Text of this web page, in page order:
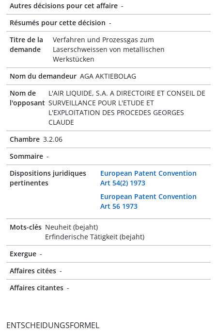
Autres décisions pour cet affaire -
Résumés pour cette décision -
Titre de la
demande
Verfahren und Prozessgas zum
Laserschweissen von metallischen
Werkstücken
Nom du demandeur AGA AKTIEBOLAG
Nom de
l'opposant
L'AIR LIQUIDE, S.A. A DIRECTOIRE ET CONSEIL DE
SURVEILLANCE POUR L'ETUDE ET
L'EXPLOITATION DES PROCEDES GEORGES
CLAUDE
Chambre 3.2.06
Sommaire -
Dispositions juridiques
pertinentes
European Patent Convention
Art 54(2) 1973
European Patent Convention
Art 56 1973
Mots-clés Neuheit (bejaht)
Erfinderische Tätigkeit (bejaht)
Exergue -
Affaires citées -
Affaires citantes -
ENTSCHEIDUNGSFORMEL